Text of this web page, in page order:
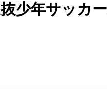
少年サッカ